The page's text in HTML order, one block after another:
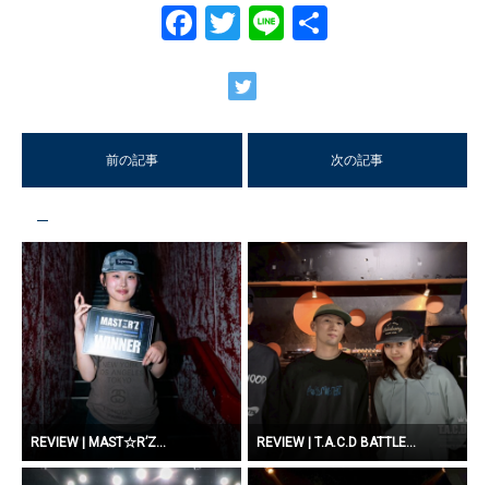
Facebook
Twitter
Line
前の記事 次の記事
REVIEW | MAST☆R’Z... REVIEW | T.A.C.D BATTLE...